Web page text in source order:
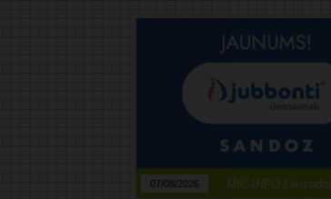
07/08/2026 MIC-INFO